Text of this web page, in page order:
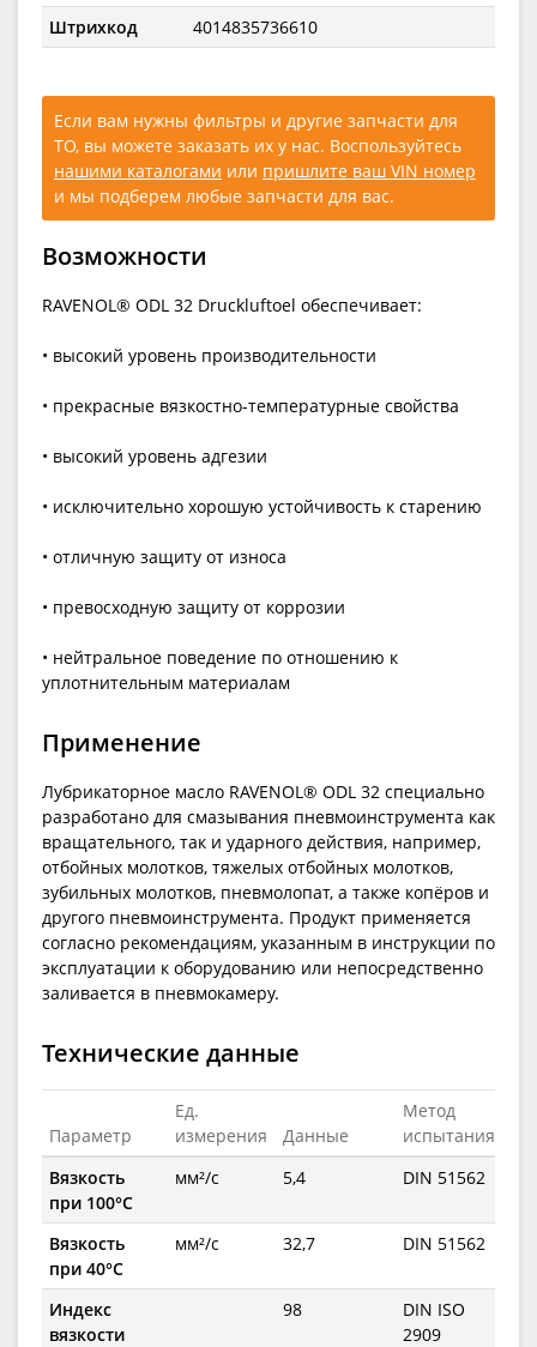
Штрихкод 4014835736610
Если вам нужны фильтры и другие запчасти для
ТО, вы можете заказать их у нас. Воспользуйтесь
нашими каталогами или пришлите ваш VIN номер
и мы подберем любые запчасти для вас.
Возможности
RAVENOL® ODL 32 Druckluftoel обеспечивает:
• высокий уровень производительности
• прекрасные вязкостно-температурные свойства
• высокий уровень адгезии
• исключительно хорошую устойчивость к старению
• отличную защиту от износа
• превосходную защиту от коррозии
• нейтральное поведение по отношению к
уплотнительным материалам
Применение
Лубрикаторное масло RAVENOL® ODL 32 специально
разработано для смазывания пневмоинструмента как
вращательного, так и ударного действия, например,
отбойных молотков, тяжелых отбойных молотков,
зубильных молотков, пневмолопат, а также копёров и
другого пневмоинструмента. Продукт применяется
согласно рекомендациям, указанным в инструкции по
эксплуатации к оборудованию или непосредственно
заливается в пневмокамеру.
Технические данные
Параметр
Ед.
измерения
Данные
Метод
испытания
Вязкость
при 100°C
мм²/с 5,4 DIN 51562
Вязкость
при 40°C
мм²/с 32,7 DIN 51562
Индекс
вязкости
98
DIN ISO
2909